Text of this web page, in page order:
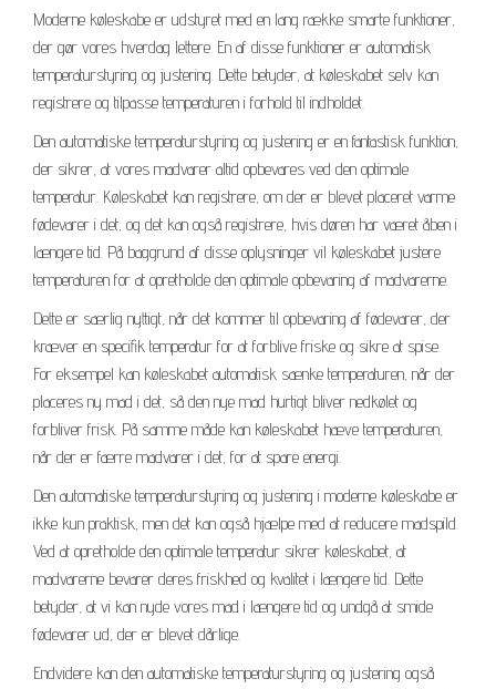
Moderne køleskabe er udstyret med en lang række smarte funktioner,
der gør vores hverdag lettere. En af disse funktioner er automatisk
temperaturstyring og justering. Dette betyder, at køleskabet selv kan
registrere og tilpasse temperaturen i forhold til indholdet.
Den automatiske temperaturstyring og justering er en fantastisk funktion,
der sikrer, at vores madvarer altid opbevares ved den optimale
temperatur. Køleskabet kan registrere, om der er blevet placeret varme
fødevarer i det, og det kan også registrere, hvis døren har været åben i
længere tid. På baggrund af disse oplysninger vil køleskabet justere
temperaturen for at opretholde den optimale opbevaring af madvarerne.
Dette er særlig nyttigt, når det kommer til opbevaring af fødevarer, der
kræver en specifik temperatur for at forblive friske og sikre at spise.
For eksempel kan køleskabet automatisk sænke temperaturen, når der
placeres ny mad i det, så den nye mad hurtigt bliver nedkølet og
forbliver frisk. På samme måde kan køleskabet hæve temperaturen,
når der er færre madvarer i det, for at spare energi.
Den automatiske temperaturstyring og justering i moderne køleskabe er
ikke kun praktisk, men det kan også hjælpe med at reducere madspild.
Ved at opretholde den optimale temperatur sikrer køleskabet, at
madvarerne bevarer deres friskhed og kvalitet i længere tid. Dette
betyder, at vi kan nyde vores mad i længere tid og undgå at smide
fødevarer ud, der er blevet dårlige.
Endvidere kan den automatiske temperaturstyring og justering også